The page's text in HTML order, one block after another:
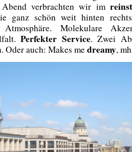
Abend verbrachten wir im
ganz schön weit hinten
Atmosphäre. Molekulare
Perfekter Service. Zwei
Oder auch: Makes medreamy,